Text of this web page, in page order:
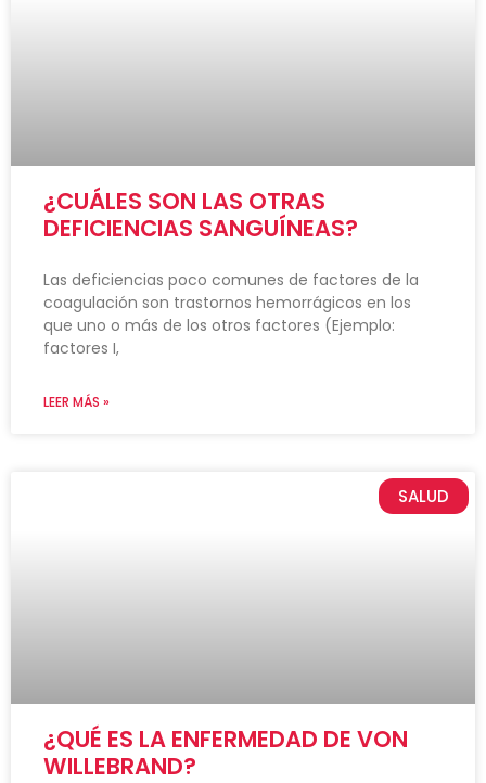
¿CUÁLES SON LAS OTRAS
DEFICIENCIAS SANGUÍNEAS?
Las deficiencias poco comunes de factores de la
coagulación son trastornos hemorrágicos en los
que uno o más de los otros factores (Ejemplo:
factores I,
LEER MÁS »
SALUD
¿QUÉ ES LA ENFERMEDAD DE VON
WILLEBRAND?